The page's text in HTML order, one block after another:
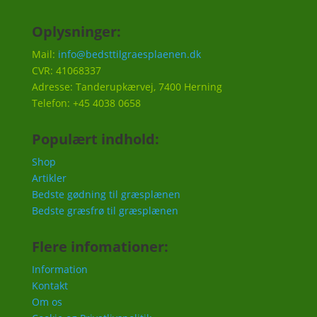
Oplysninger:
Mail: info@bedsttilgraesplaenen.dk
CVR: 41068337
Adresse: Tanderupkærvej, 7400 Herning
Telefon: +45 4038 0658
Populært indhold:
Shop
Artikler
Bedste gødning til græsplænen
Bedste græsfrø til græsplænen
Flere infomationer:
Information
Kontakt
Om os